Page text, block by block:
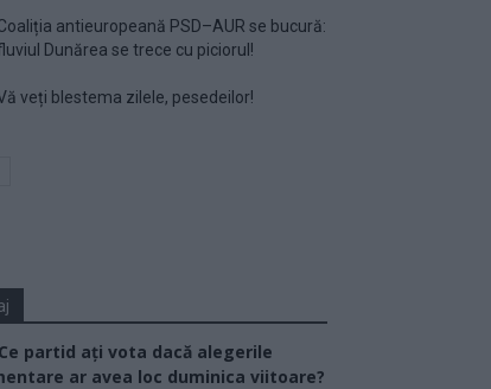
antieuropeană PSD–AUR se bucură:
Dunărea se trece cu piciorul!
veți blestema zilele, pesedeilor!
Ce partid ați vota dacă alegerile
ar avea loc duminica viitoare?